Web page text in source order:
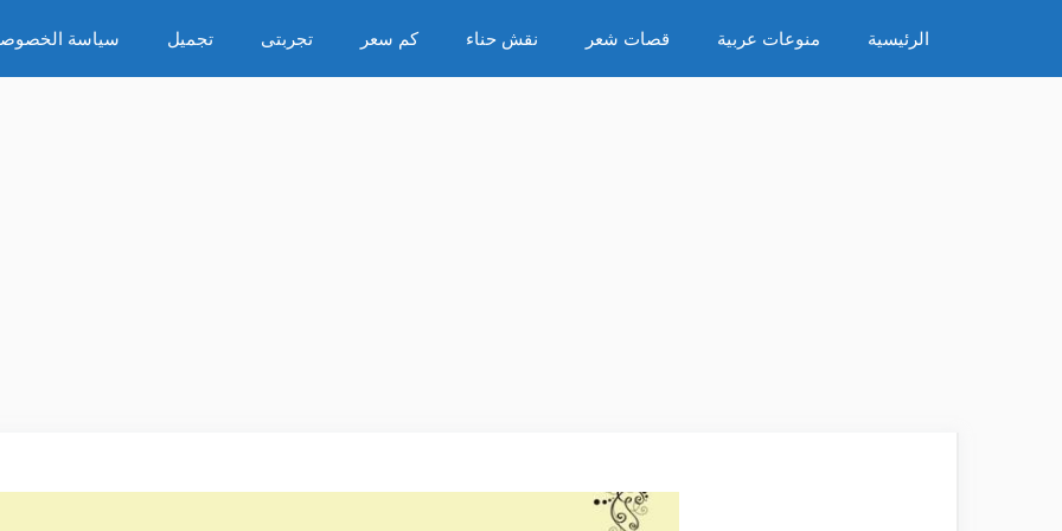
المحتوى
الرئيسية منوعات عربية قصات شعر نقش حناء كم سعر تجربتى تجميل سياسة